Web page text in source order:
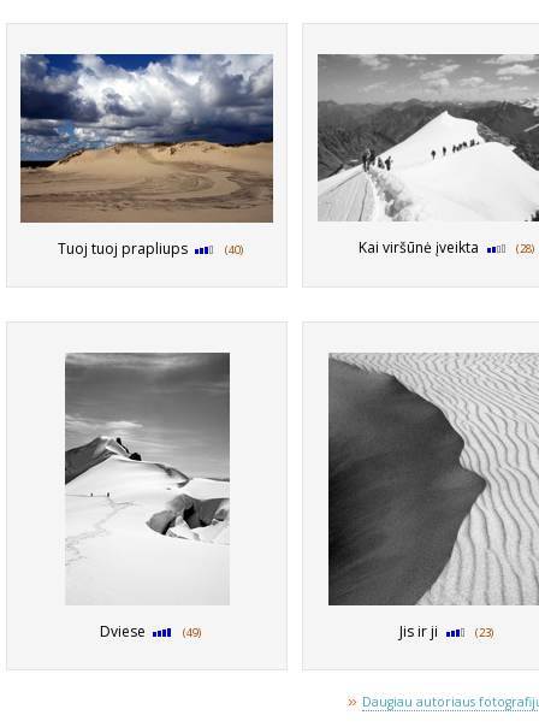
Tuoj tuoj prapliups (40) Kai viršūnė įveikta (28)
Dviese (49) Jis ir ji (23)
» Daugiau autoriaus